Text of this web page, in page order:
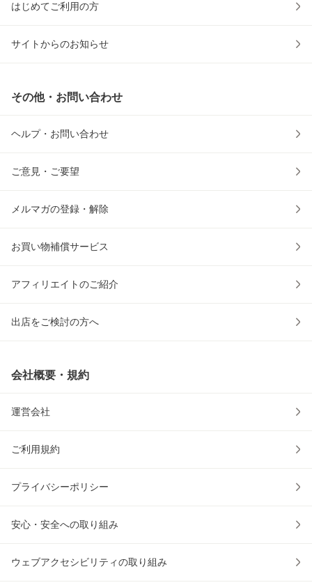
はじめてご利用の方
サイトからのお知らせ
その他・お問い合わせ
ヘルプ・お問い合わせ
ご意見・ご要望
メルマガの登録・解除
お買い物補償サービス
アフィリエイトのご紹介
出店をご検討の方へ
会社概要・規約
運営会社
ご利用規約
プライバシーポリシー
安心・安全への取り組み
ウェブアクセシビリティの取り組み